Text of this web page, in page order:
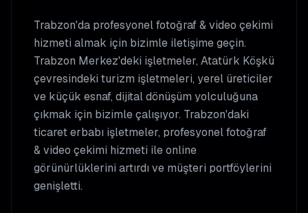
Trabzon'da profesyonel fotoğraf & video çekimi
hizmeti almak için bizimle iletişime geçin.
Trabzon Merkez'deki işletmeler, Atatürk Köşkü
çevresindeki turizm işletmeleri, yerel üreticiler
ve küçük esnaf, dijital dönüşüm yolculuğuna
çıkmak için bizimle çalışıyor. Trabzon'daki
ticaret erbabı işletmeler, profesyonel fotoğraf
& video çekimi hizmeti ile online
görünürlüklerini artırdı ve müşteri portföylerini
genişletti.